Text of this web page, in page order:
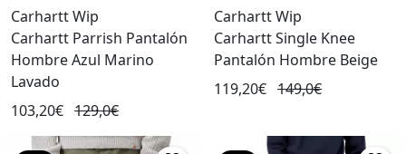
Carhartt Wip
Carhartt Parrish Pantalón
Hombre Azul Marino
Lavado
103,20€ 129,0€
Carhartt Wip
Carhartt Single Knee
Pantalón Hombre Beige
119,20€ 149,0€